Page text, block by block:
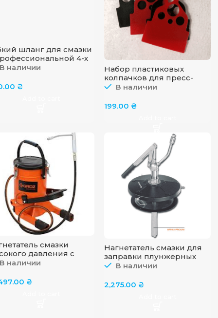
шланг для смазки
4-х
муфтой
В наличии
₴
Набор пластиковых
колпачков для пресс-
масленок GROZ
(Красные)
В наличии
199.00 ₴
смазки
давления с
накачкой GROZ
В наличии
₴
Нагнетатель смазки для
заправки плунжерных
шприцев
GROZ GFP/03-PRO/UNI
В наличии
2,275.00 ₴